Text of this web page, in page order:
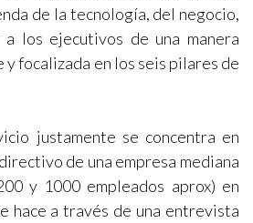
de la tecnología, del negocio,
los ejecutivos de una manera
focalizada en los seis pilares de
justamente se concentra en
de una empresa mediana
y 1000 empleados aprox) en
hace a través de una entrevista